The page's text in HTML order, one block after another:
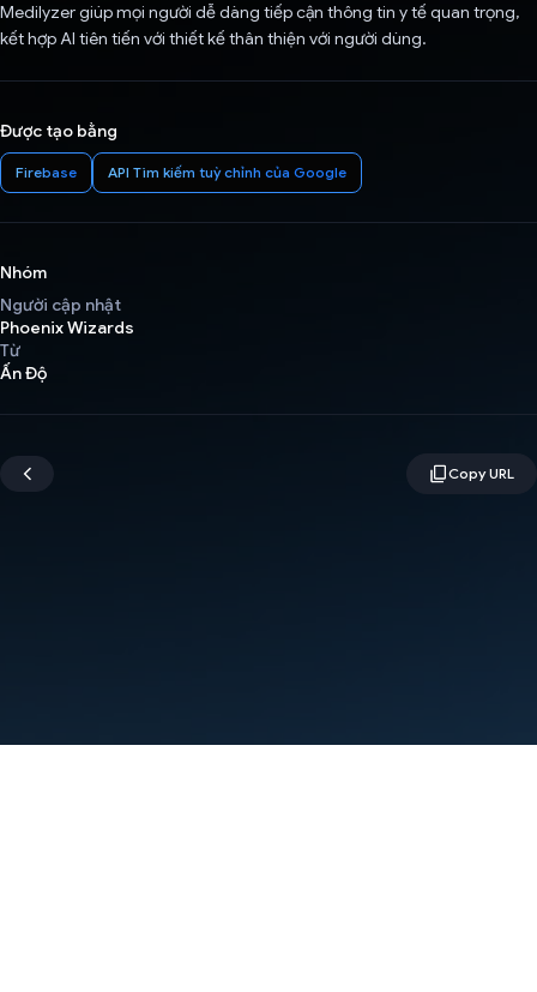
Medilyzer giúp mọi người dễ dàng tiếp cận thông tin y tế quan trọng,
kết hợp AI tiên tiến với thiết kế thân thiện với người dùng.
Được tạo bằng
Firebase API Tìm kiếm tuỳ chỉnh của Google
Nhóm
Người cập nhật
Phoenix Wizards
Từ
Ấn Độ